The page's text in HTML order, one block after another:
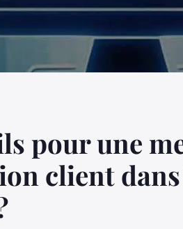
pour une
client